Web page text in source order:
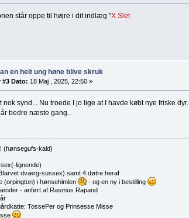
står oppe til højre i dit indlæg "X Slet
en helt ung høne blive skruk
#3 Dato: 18 Maj , 2025, 22:50 »
nok synd... Nu troede I jo lige at I havde købt nye friske dyr.
bedre næste gang..
(hønsegufs-kald)
lignende)
dværg-sussex) samt 4 døtre heraf
(orpington) i hønsehimlen
- og en ny i bestilling
- anført af Rasmus Rapand
TossePer og Prinsesse Misse